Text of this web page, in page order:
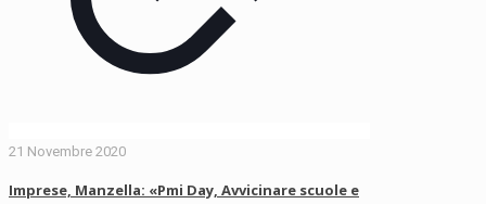
21 Novembre 2020
Imprese, Manzella: «Pmi Day, Avvicinare scuole e